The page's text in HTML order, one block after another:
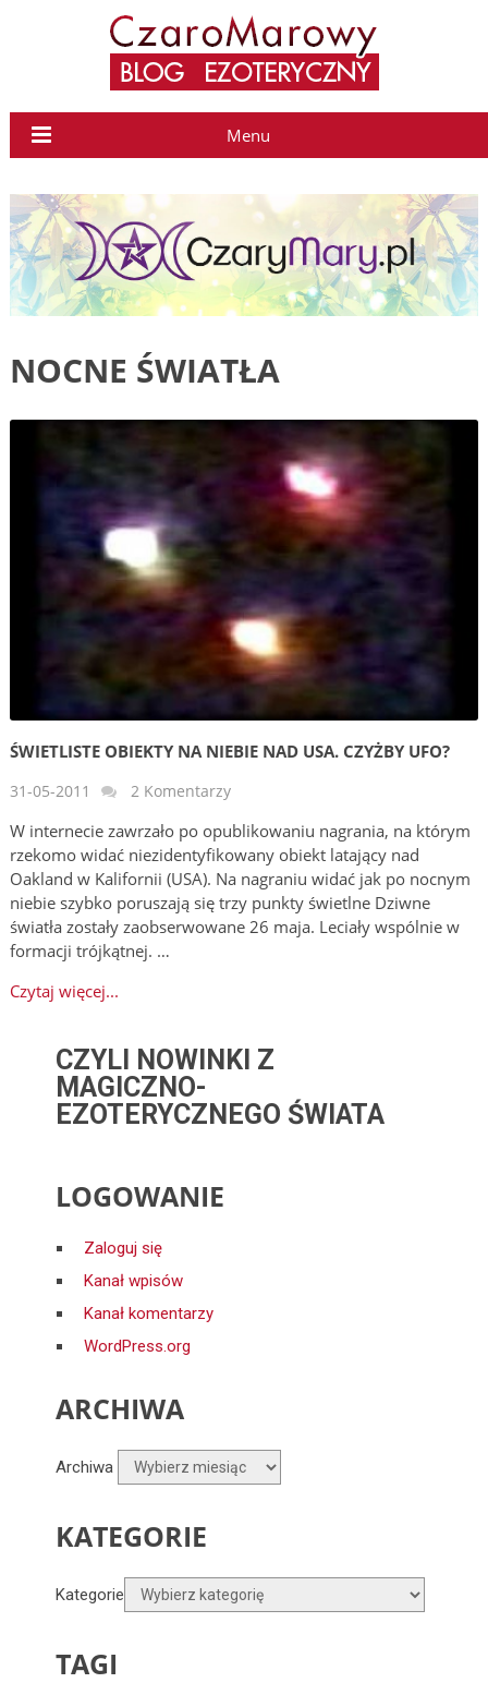
Menu
NOCNE ŚWIATŁA
ŚWIETLISTE OBIEKTY NA NIEBIE NAD USA. CZYŻBY UFO?
31-05-2011 2 Komentarzy
W internecie zawrzało po opublikowaniu nagrania, na którym
rzekomo widać niezidentyfikowany obiekt latający nad
Oakland w Kalifornii (USA). Na nagraniu widać jak po nocnym
niebie szybko poruszają się trzy punkty świetlne Dziwne
światła zostały zaobserwowane 26 maja. Leciały wspólnie w
formacji trójkątnej. …
Czytaj więcej...
CZYLI NOWINKI Z
MAGICZNO-
EZOTERYCZNEGO ŚWIATA
LOGOWANIE
Zaloguj się
Kanał wpisów
Kanał komentarzy
WordPress.org
ARCHIWA
Archiwa
KATEGORIE
Kategorie
TAGI